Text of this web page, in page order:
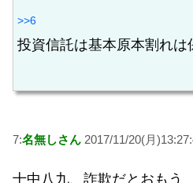
>>6
投資信託は基本原本割れは
7:名無しさん 2017/11/20(月
十中八九、詐欺だとおもう